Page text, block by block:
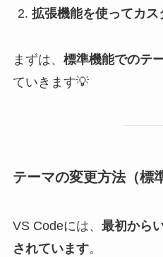
拡張機能を使ってカ
まずは、 標準機能でのテ
ていきます💡
テーマの変更方法（標
VS Codeには、 最初から
されています。